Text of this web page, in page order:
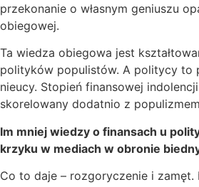
przekonanie o własnym geniuszu
obiegowej.
Ta wiedza obiegowa jest
polityków populistów. A politycy to
nieucy. Stopień finansowej
skorelowany dodatnio z
Im mniej wiedzy o finansach u
krzyku w mediach w obronie
Co to daje – rozgoryczenie i zamęt.